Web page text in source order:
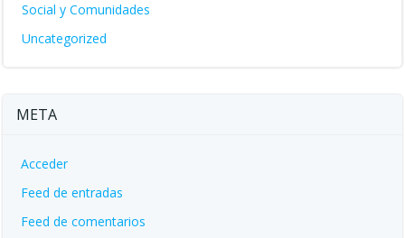
Social y Comunidades
Uncategorized
META
Acceder
Feed de entradas
Feed de comentarios